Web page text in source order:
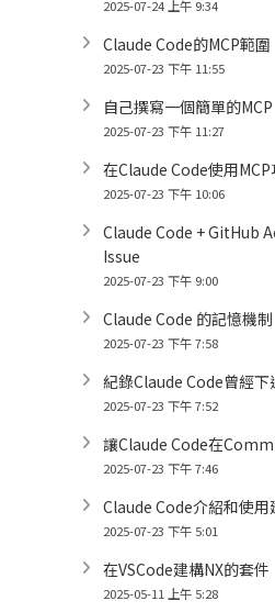
2025-07-24 上午 9:34
Claude Code的MCP範圍
2025-07-23 下午 11:55
自己撰寫一個簡單的MCP
2025-07-23 下午 11:27
在Claude Code使用MCP
2025-07-23 下午 10:06
Claude Code + GitHub
Issue
2025-07-23 下午 9:00
Claude Code 的記憶機制
2025-07-23 下午 7:58
紀錄Claude Code曾經下
2025-07-23 下午 7:52
讓Claude Code在
2025-07-23 下午 7:46
Claude Code介紹和使用
2025-07-23 下午 5:01
在VSCode建構NX的套件
2025-05-11 上午 5:28